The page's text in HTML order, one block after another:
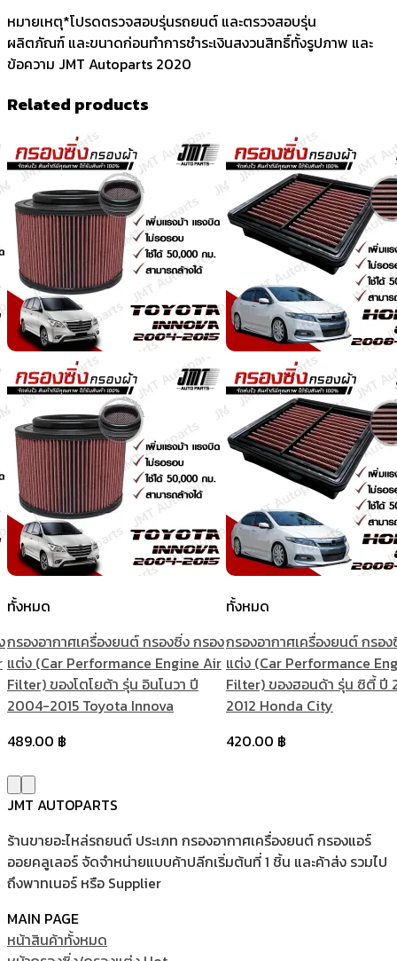
หมายเหตุ*โปรดตรวจสอบรุ่นรถยนต์ และตรวจสอบรุ่น
ผลิตภัณฑ์ และขนาดก่อนทำการชำระเงินสงวนสิทธิ์ทั้งรูปภาพ และ
ข้อความ JMT Autoparts 2020
Related products
ทั้งหมด
กรองอากาศเครื่องยนต์ กรองซิ่ง กรอง
แต่ง (Car Performance Engine Air
Filter) ของโตโยต้า รุ่น อินโนวา ปี
2004-2015 Toyota Innova
489.00 ฿
ทั้งหมด
กรองอากาศเครื่องยนต์ กรอ
แต่ง (Car Performance
Filter) ของฮอนด้า รุ่น ซิตี้ ปี
2012 Honda City
420.00 ฿
JMT AUTOPARTS
ร้านขายอะไหล่รถยนต์ ประเภท กรองอากาศเครื่องยนต์ กรองแอร์
ออยคลูเลอร์ จัดจำหน่ายแบบค้าปลีกเริ่มต้นที่ 1 ชิ้น และค้าส่ง รวมไป
ถึงพาทเนอร์ หรือ Supplier
MAIN PAGE
หน้าสินค้าทั้งหมด